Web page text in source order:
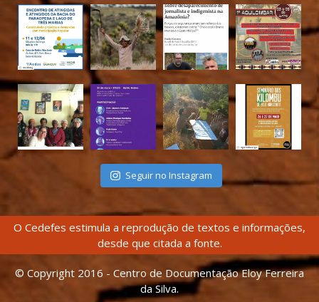
Seguir no Instagram
O Cedefes estimula a reprodução de textos e informações,
desde que citada a fonte.
© Copyright 2016 - Centro de Documentação Eloy Ferreira
da Silva.